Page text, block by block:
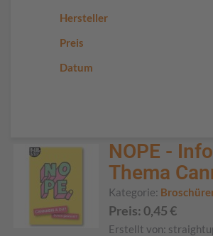
Hersteller
Preis
Datum
NOPE -
Thema
Kategorie:
Preis: 0,45€
Erstellt von: